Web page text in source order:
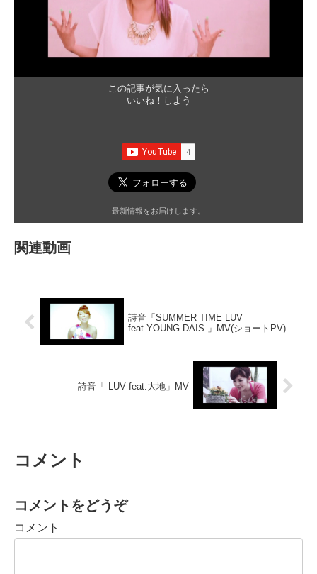
この記事が気に入ったら
いいね！しよう
最新情報をお届けします。
関連動画
詩音「SUMMER TIME LUV
feat.YOUNG DAIS 」MV(ショートPV)
詩音「 LUV feat.大地」MV
コメント
コメントをどうぞ
コメント